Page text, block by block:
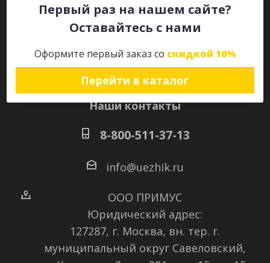
Первый раз на нашем сайте?
Оставайтесь с нами
Оформите первый заказ со скидкой 10%
Перейти в каталог
Наши контакты
8-800-511-37-13
info@uezhik.ru
ООО ПРИМУС
Юридический адрес:
127287, г. Москва, вн. тер. г.
муниципальный округ Савеловский,